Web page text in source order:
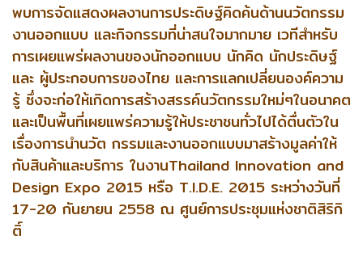
พบการจัดแสดงผลงานการประดิษฐ์คิดค้นด้านนวัตกรรม
งานออกแบบ และกิจกรรมที่น่าสนใจมากมาย เวทีสำหรับ
การเผยแพร่ผลงานของนักออกแบบ นักคิด นักประดิษฐ์
และ ผู้ประกอบการของไทย และการแลกเปลี่ยนองค์ความ
รู้ ซึ่งจะก่อให้เกิดการสร้างสรรค์นวัตกรรมใหม่ๆในอนาคต
และเป็นพื้นที่เผยแพร่ความรู้ให้ประชาชนทั่วไปได้ตื่นตัวใน
เรื่องการนำนวัต กรรมและงานออกแบบมาสร้างมูลค่าให้
กับสินค้าและบริการ ในงานThailand Innovation and
Design Expo 2015 หรือ T.I.D.E. 2015 ระหว่างวันที่
17-20 กันยายน 2558 ณ ศูนย์การประชุมแห่งชาติสิริกิ
ติ์